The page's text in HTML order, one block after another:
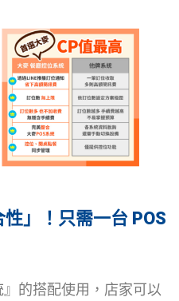
」！只需一台 POS
的搭配使用，店家可以